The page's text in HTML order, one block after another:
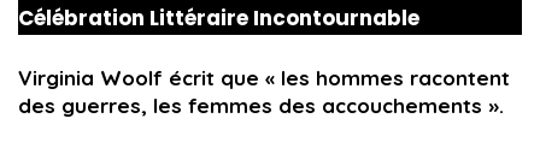
Célébration Littéraire Incontournable
Virginia Woolf écrit que « les hommes racontent
des guerres, les femmes des accouchements ».